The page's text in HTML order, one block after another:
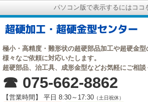
パソコン版で表示するにはココ
極小・高精度・難形状の超硬部品加工や超硬金
様々なご依頼に対応いたします。
超硬部品、治工具、成形金型などお気軽にご相談
☎ 075-662-8862
【営業時間】 平日 8:30～17:30 （土日祝休）